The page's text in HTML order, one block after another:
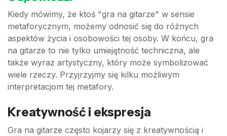
Kiedy mówimy, że ktoś "gra na gitarze" w sensie
metaforycznym, możemy odnosić się do różnych
aspektów życia i osobowości tej osoby. W końcu, gra
na gitarze to nie tylko umiejętność techniczna, ale
także wyraz artystyczny, który może symbolizować
wiele rzeczy. Przyjrzyjmy się kilku możliwym
interpretacjom tej metafory.
Kreatywność i ekspresja
Gra na gitarze często kojarzy się z kreatywnością i